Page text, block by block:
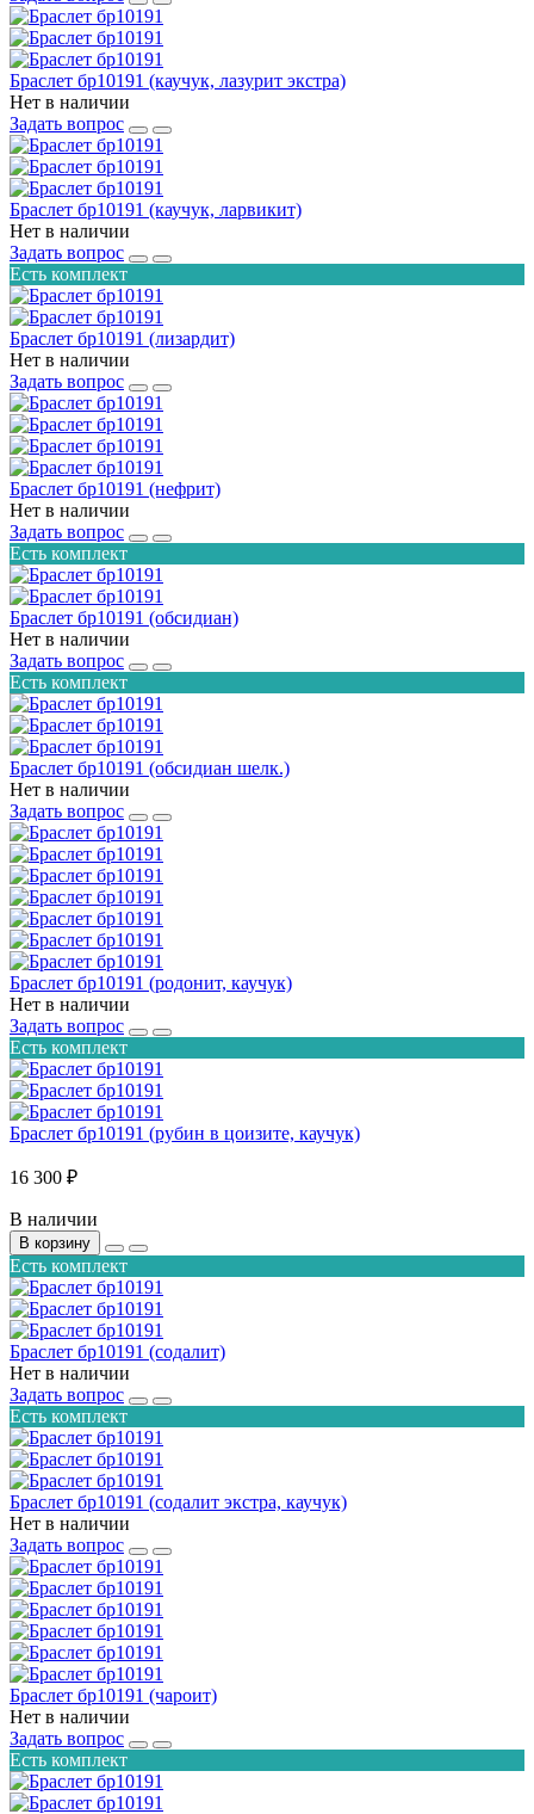
Браслет бр10191 (каучук, лазурит экстра)
Нет в наличии
Задать вопрос
Браслет бр10191 (каучук, ларвикит)
Нет в наличии
Задать вопрос
Есть комплект
Браслет бр10191 (лизардит)
Нет в наличии
Задать вопрос
Браслет бр10191 (нефрит)
Нет в наличии
Задать вопрос
Есть комплект
Браслет бр10191 (обсидиан)
Нет в наличии
Задать вопрос
Есть комплект
Браслет бр10191 (обсидиан шелк.)
Нет в наличии
Задать вопрос
Браслет бр10191 (родонит, каучук)
Нет в наличии
Задать вопрос
Есть комплект
Браслет бр10191 (рубин в цоизите, каучук)
16 300 ₽
В наличии
В корзину
Есть комплект
Браслет бр10191 (содалит)
Нет в наличии
Задать вопрос
Есть комплект
Браслет бр10191 (содалит экстра, каучук)
Нет в наличии
Задать вопрос
Браслет бр10191 (чароит)
Нет в наличии
Задать вопрос
Есть комплект